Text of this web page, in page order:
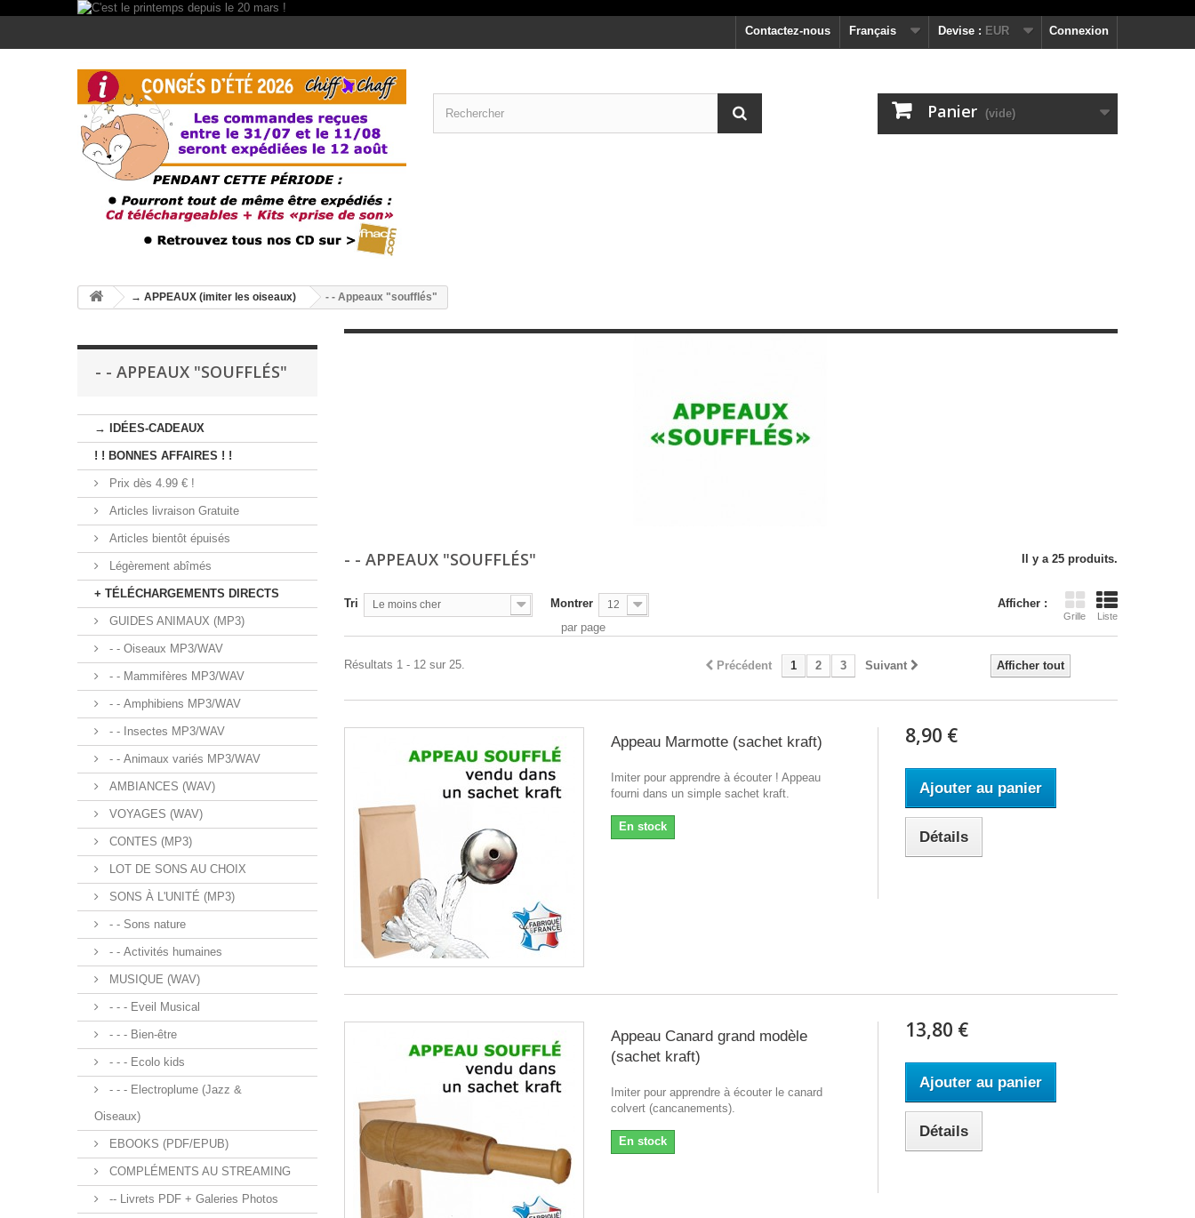
Connexion
Devise : EUR
Français
Contactez-nous
Panier (vide)
→ APPEAUX (imiter les oiseaux) - - Appeaux "soufflés"
- - APPEAUX "SOUFFLÉS"
→ IDÉES-CADEAUX
! ! BONNES AFFAIRES ! !
Prix dès 4.99 € !
Articles livraison Gratuite
Articles bientôt épuisés
Légèrement abîmés
+ TÉLÉCHARGEMENTS DIRECTS
GUIDES ANIMAUX (MP3)
- - Oiseaux MP3/WAV
- - Mammifères MP3/WAV
- - Amphibiens MP3/WAV
- - Insectes MP3/WAV
- - Animaux variés MP3/WAV
AMBIANCES (WAV)
VOYAGES (WAV)
CONTES (MP3)
LOT DE SONS AU CHOIX
SONS À L'UNITÉ (MP3)
- - Sons nature
- - Activités humaines
MUSIQUE (WAV)
- - - Eveil Musical
- - - Bien-être
- - - Ecolo kids
- - - Electroplume (Jazz &
Oiseaux)
EBOOKS (PDF/EPUB)
COMPLÉMENTS AU STREAMING
-- Livrets PDF + Galeries Photos
- - APPEAUX "SOUFFLÉS" Il y a 25 produits.
Afficher :
Grille Liste
Tri Le moins cher Montrer 12
par page
Afficher tout
Précédent 1 2 3 Suivant
Résultats 1 - 12 sur 25.
Appeau Marmotte (sachet kraft)
Imiter pour apprendre à écouter ! Appeau
fourni dans un simple sachet kraft.
En stock
8,90 €
Ajouter au panier
Détails
Appeau Canard grand modèle
(sachet kraft)
Imiter pour apprendre à écouter le canard
colvert (cancanements).
En stock
13,80 €
Ajouter au panier
Détails